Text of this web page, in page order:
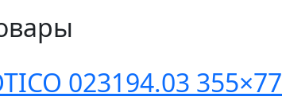
023194.03 355×77